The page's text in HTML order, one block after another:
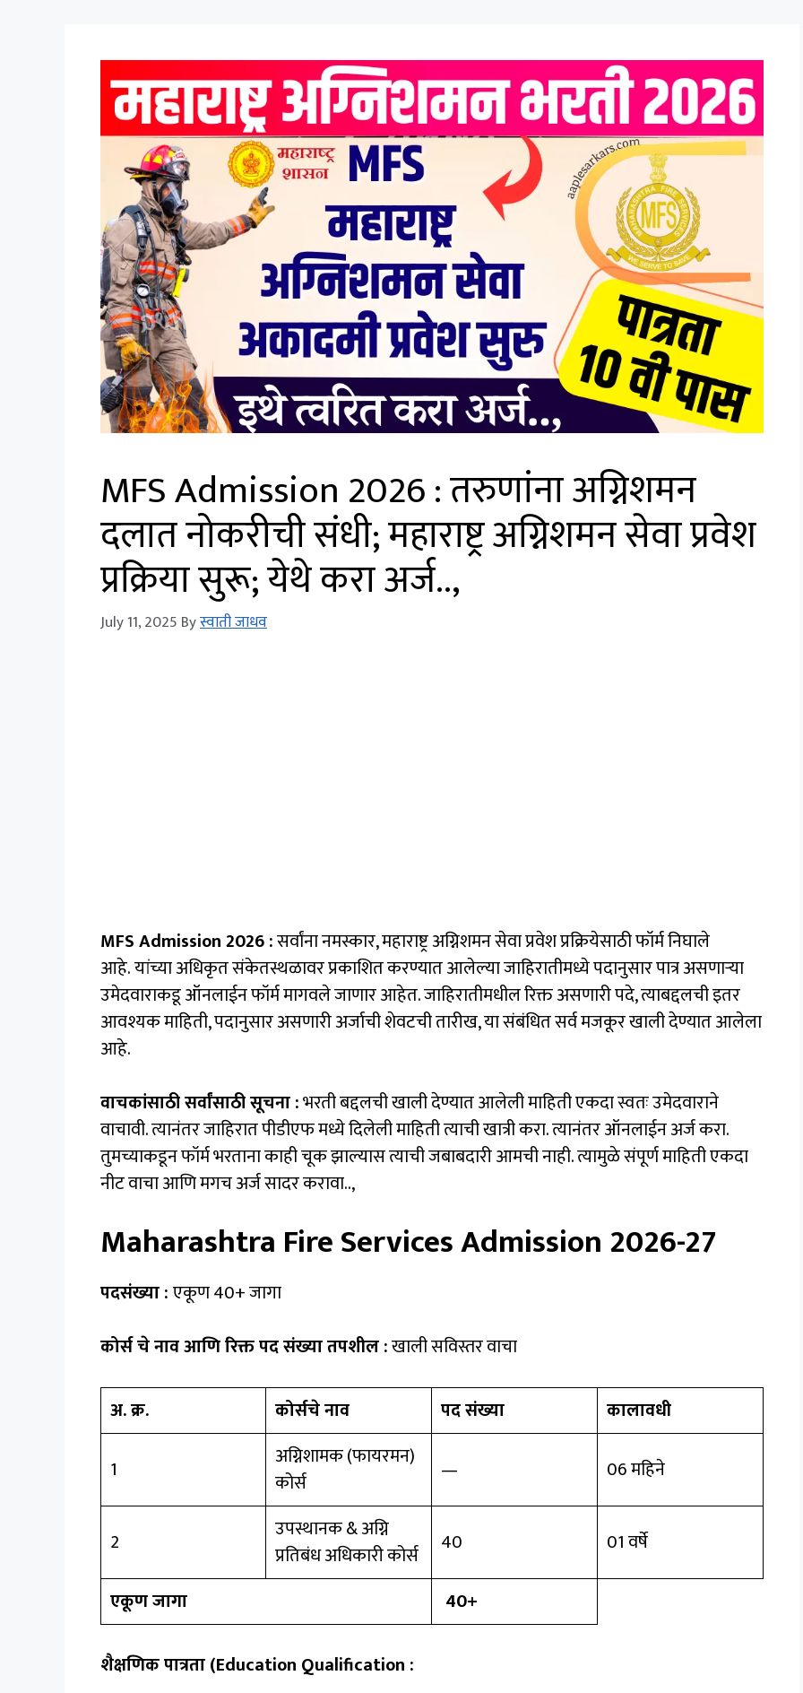
MFS Admission 2026 : तरुणांना अग्निशमन
दलात नोकरीची संधी; महाराष्ट्र अग्निशमन सेवा प्रवेश
प्रक्रिया सुरू; येथे करा अर्ज..,
July 11, 2025 Byस्वाती जाधव
MFS Admission 2026 :सर्वांना नमस्कार, महाराष्ट्र अग्निशमन सेवा प्रवेश प्रक्रियेसाठी फॉर्म निघाले
आहे. यांच्या अधिकृत संकेतस्थळावर प्रकाशित करण्यात आलेल्या जाहिरातीमध्ये पदानुसार पात्र असणाऱ्या
उमेदवाराकडू ऑनलाईन फॉर्म मागवले जाणार आहेत. जाहिरातीमधील रिक्त असणारी पदे, त्याबद्दलची इतर
आवश्यक माहिती, पदानुसार असणारी अर्जाची शेवटची तारीख, या संबंधित सर्व मजकूर खाली देण्यात आलेला
आहे.
वाचकांसाठी सर्वांसाठी सूचना :भरती बद्दलची खाली देण्यात आलेली माहिती एकदा स्वतः उमेदवाराने
वाचावी. त्यानंतर जाहिरात पीडीएफ मध्ये दिलेली माहिती त्याची खात्री करा. त्यानंतर ऑनलाईन अर्ज करा.
तुमच्याकडून फॉर्म भरताना काही चूक झाल्यास त्याची जबाबदारी आमची नाही. त्यामुळे संपूर्ण माहिती एकदा
नीट वाचा आणि मगच अर्ज सादर करावा..,
Maharashtra Fire Services Admission 2026-27
पदसंख्या :एकूण 40+ जागा
कोर्स चे नाव आणि रिक्त पद संख्या तपशील :खाली सविस्तर वाचा
अ. क्र. कोर्सचे नाव पद संख्या
कालावधी
1
अग्निशामक (फायरमन)
कोर्स
— 06 महिने
2
उपस्थानक & अग्नि
प्रतिबंध अधिकारी कोर्स
40
01 वर्षे
एकूण जागा
40+
शैक्षणिक पात्रता (Education Qualification :